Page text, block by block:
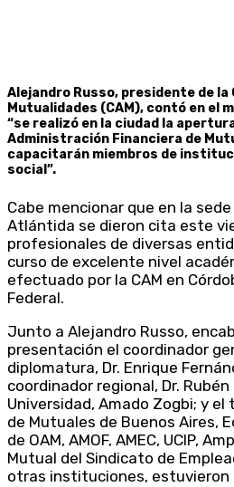
Alejandro Russo, presidente de la
Mutualidades (CAM), contó en el
“se realizó en la ciudad la
Administración Financiera de
capacitarán miembros de
social”.
Cabe mencionar que en la
Atlántida se dieron cita este
profesionales de diversas
curso de excelente nivel
efectuado por la CAM en
Federal.
Junto a Alejandro Russo,
presentación el coordinador
diplomatura, Dr. Enrique
coordinador regional, Dr.
Universidad, Amado Zogbi; y
de Mutuales de Buenos Aires,
de OAM, AMOF, AMEC, UCIP,
Mutual del Sindicato de
otras instituciones, estuvieron